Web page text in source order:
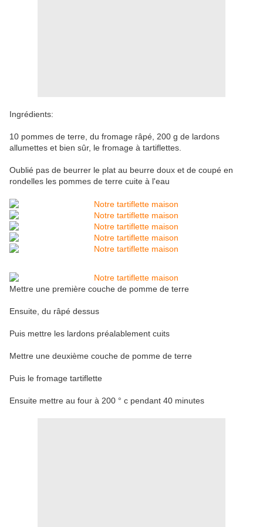
Ingrédients:
10 pommes de terre, du fromage râpé, 200 g de lardons
allumettes et bien sûr, le fromage à tartiflettes.
Oublié pas de beurrer le plat au beurre doux et de coupé en
rondelles les pommes de terre cuite à l'eau
Mettre une première couche de pomme de terre
Ensuite, du râpé dessus
Puis mettre les lardons préalablement cuits
Mettre une deuxième couche de pomme de terre
Puis le fromage tartiflette
Ensuite mettre au four à 200 ° c pendant 40 minutes